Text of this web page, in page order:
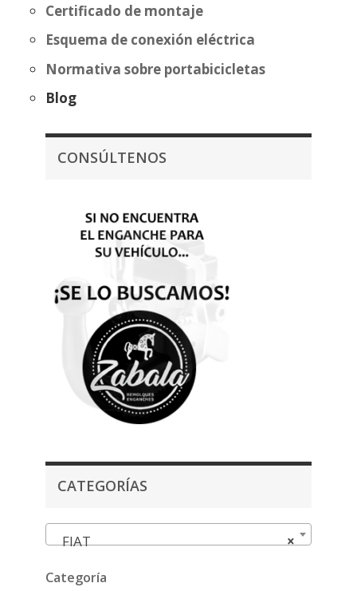
Certificado de montaje
Esquema de conexión eléctrica
Normativa sobre portabicicletas
Blog
CONSÚLTENOS
CATEGORÍAS
×
FIAT
Categoría